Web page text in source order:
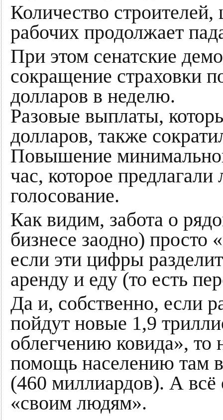
Количество
рабочих продолжает
При этом сенатские
сокращение страховки
долларов в неделю.
Разовые выплаты,
долларов, также
Повышение
час, которое
голосование.
Как видим, забота о
бизнесе заодно)
если эти цифры
аренду и еду (то есть
Да и, собственно, если
пойдут новые 1,9
облегчению ковида», то
помощь населению там
(460 миллиардов). А всё
«своим людям».